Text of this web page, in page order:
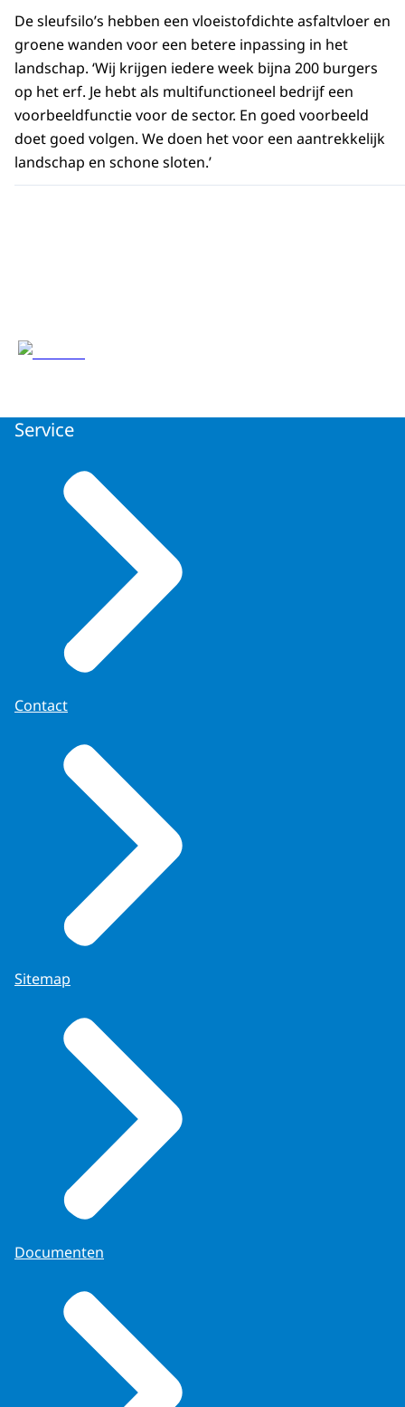
De sleufsilo’s hebben een vloeistofdichte asfaltvloer en
groene wanden voor een betere inpassing in het
landschap. ‘Wij krijgen iedere week bijna 200 burgers
op het erf. Je hebt als multifunctioneel bedrijf een
voorbeeldfunctie voor de sector. En goed voorbeeld
doet goed volgen. We doen het voor een aantrekkelijk
landschap en schone sloten.’
Service
Contact
Sitemap
Documenten